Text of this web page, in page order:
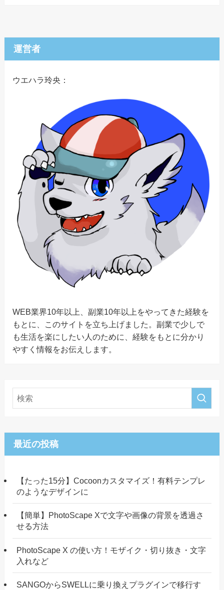
運営者
ウエハラ玲央：
WEB業界10年以上、副業10年以上をやってきた経験を
もとに、このサイトを立ち上げました。副業で少しで
も生活を楽にしたい人のために、経験をもとに分かり
やすく情報をお伝えします。
最近の投稿
【たった15分】Cocoonカスタマイズ！有料テンプレ
のようなデザインに
【簡単】PhotoScape Xで文字や画像の背景を透過さ
せる方法
PhotoScape X の使い方！モザイク・切り抜き・文字
入れなど
SANGOからSWELLに乗り換えプラグインで移行す